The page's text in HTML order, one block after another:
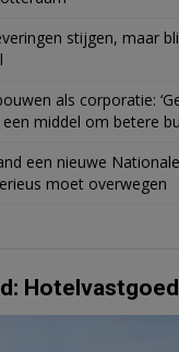
stijgen, maar
als corporatie:
middel om betere
een nieuwe Nationale
moet overwegen